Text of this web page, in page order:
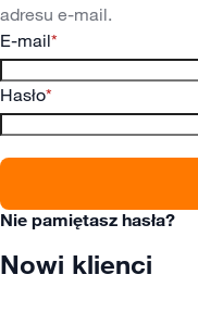
adresu e-mail.
E-mail
Hasło
Nie pamiętasz hasła?
Nowi klienci